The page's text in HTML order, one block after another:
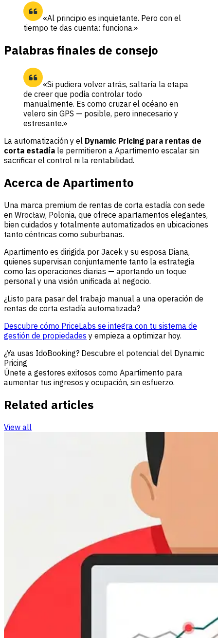
«Al principio es inquietante. Pero con el
tiempo te das cuenta: funciona.»
Palabras finales de consejo
«Si pudiera volver atrás, saltaría la etapa
de creer que podía controlar todo
manualmente. Es como cruzar el océano en
velero sin GPS — posible, pero innecesario y
estresante.»
La automatización y el Dynamic Pricing para rentas de
corta estadía le permitieron a Apartimento escalar sin
sacrificar el control ni la rentabilidad.
Acerca de Apartimento
Una marca premium de rentas de corta estadía con sede
en Wrocław, Polonia, que ofrece apartamentos elegantes,
bien cuidados y totalmente automatizados en ubicaciones
tanto céntricas como suburbanas.
Apartimento es dirigida por Jacek y su esposa Diana,
quienes supervisan conjuntamente tanto la estrategia
como las operaciones diarias — aportando un toque
personal y una visión unificada al negocio.
¿Listo para pasar del trabajo manual a una operación de
rentas de corta estadía automatizada?
Descubre cómo PriceLabs se integra con tu sistema de
gestión de propiedades y empieza a optimizar hoy.
¿Ya usas IdoBooking? Descubre el potencial del Dynamic
Pricing
Únete a gestores exitosos como Apartimento para
aumentar tus ingresos y ocupación, sin esfuerzo.
Related articles
View all